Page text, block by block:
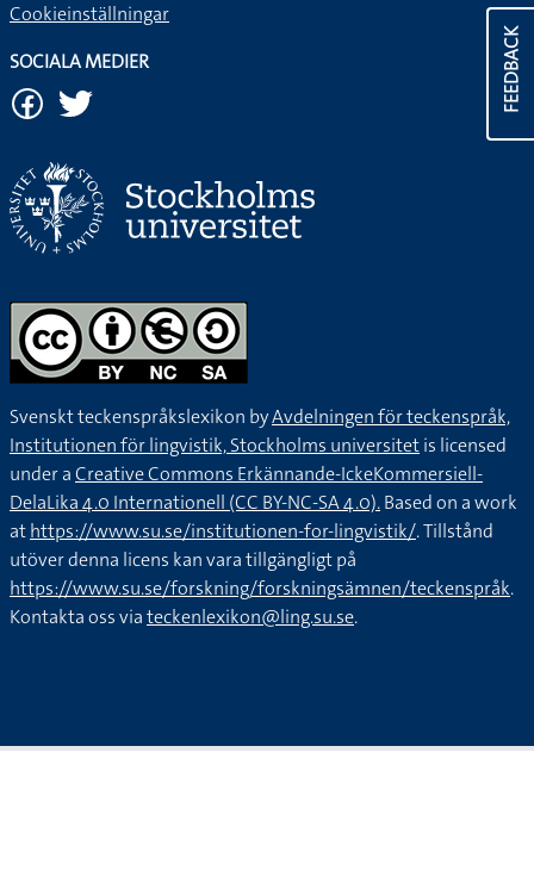
FEEDBACK
Cookieinställningar
SOCIALA MEDIER
Svenskt teckenspråkslexikon byAvdelningen för teckenspråk,
Institutionen för lingvistik, Stockholms universitetis licensed
under aCreative Commons Erkännande-IckeKommersiell-
DelaLika 4.0 Internationell (CC BY-NC-SA 4.0).Based on a work
athttps://www.su.se/institutionen-for-lingvistik/. Tillstånd
utöver denna licens kan vara tillgängligt på
https://www.su.se/forskning/forskningsämnen/teckenspråk.
Kontakta oss viateckenlexikon@ling.su.se.